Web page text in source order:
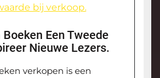
bij verkoop.
Een Tweede
Nieuwe Lezers.
verkopen is een